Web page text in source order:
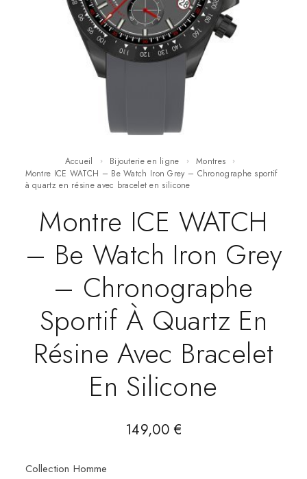
Accueil Bijouterie en ligne
Montres
Montre ICE WATCH – Be Watch Iron Grey – Chronographe sportif
à quartz en résine avec bracelet en silicone
Montre ICE WATCH
– Be Watch Iron Grey
– Chronographe
Sportif À Quartz En
Résine Avec Bracelet
En Silicone
149,00€
Collection Homme